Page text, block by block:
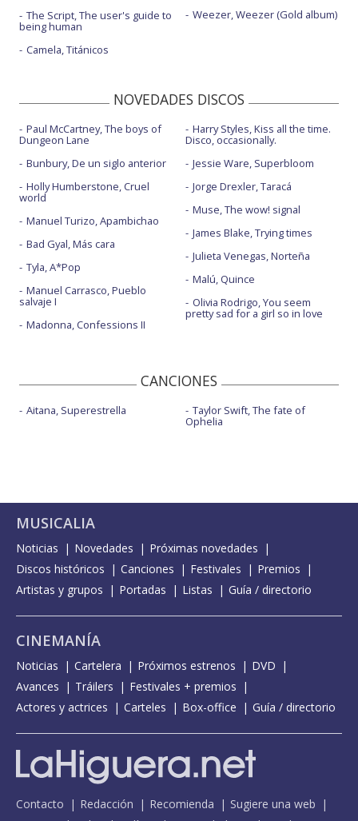
The Script, The user's guide to
being human
Camela, Titánicos
Weezer, Weezer (Gold album)
NOVEDADES DISCOS
Paul McCartney, The boys of
Dungeon Lane
Bunbury, De un siglo anterior
Holly Humberstone, Cruel
world
Manuel Turizo, Apambichao
Bad Gyal, Más cara
Tyla, A*Pop
Manuel Carrasco, Pueblo
salvaje I
Madonna, Confessions II
Harry Styles, Kiss all the time.
Disco, occasionally.
Jessie Ware, Superbloom
Jorge Drexler, Taracá
Muse, The wow! signal
James Blake, Trying times
Julieta Venegas, Norteña
Malú, Quince
Olivia Rodrigo, You seem
pretty sad for a girl so in love
CANCIONES
Aitana, Superestrella Taylor Swift, The fate of
Ophelia
MUSICALIA
Noticias Novedades
Próximas novedades
Discos históricos
Canciones Festivales
Premios
Artistas y grupos
Portadas Listas Guía / directorio
CINEMANÍA
Noticias Cartelera Próximos estrenos
DVD
Avances
Tráilers
Festivales + premios
Actores y actrices
Carteles Box-office Guía / directorio
Contacto Redacción Recomienda
Sugiere una web